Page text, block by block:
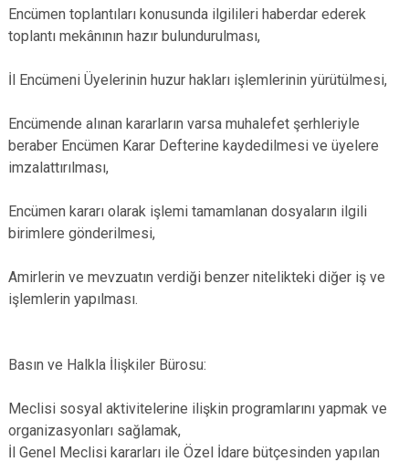
Encümen toplantıları konusunda ilgilileri haberdar ederek
toplantı mekânının hazır bulundurulması,
İl Encümeni Üyelerinin huzur hakları işlemlerinin yürütülmesi,
Encümende alınan kararların varsa muhalefet şerhleriyle
beraber Encümen Karar Defterine kaydedilmesi ve üyelere
imzalattırılması,
Encümen kararı olarak işlemi tamamlanan dosyaların ilgili
birimlere gönderilmesi,
Amirlerin ve mevzuatın verdiği benzer nitelikteki diğer iş ve
işlemlerin yapılması.
Basın ve Halkla İlişkiler Bürosu:
Meclisi sosyal aktivitelerine ilişkin programlarını yapmak ve
organizasyonları sağlamak,
İl Genel Meclisi kararları ile Özel İdare bütçesinden yapılan